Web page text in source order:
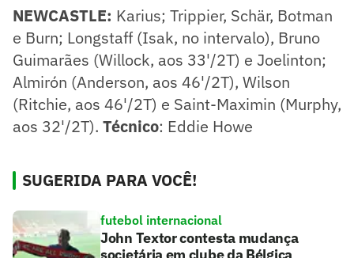
NEWCASTLE: Karius; Trippier, Schär, Botman
e Burn; Longstaff (Isak, no intervalo), Bruno
Guimarães (Willock, aos 33'/2T) e Joelinton;
Almirón (Anderson, aos 46'/2T), Wilson
(Ritchie, aos 46'/2T) e Saint-Maximin (Murphy,
aos 32'/2T). Técnico: Eddie Howe
SUGERIDA PARA VOCÊ!
futebol internacional
John Textor contesta mudança